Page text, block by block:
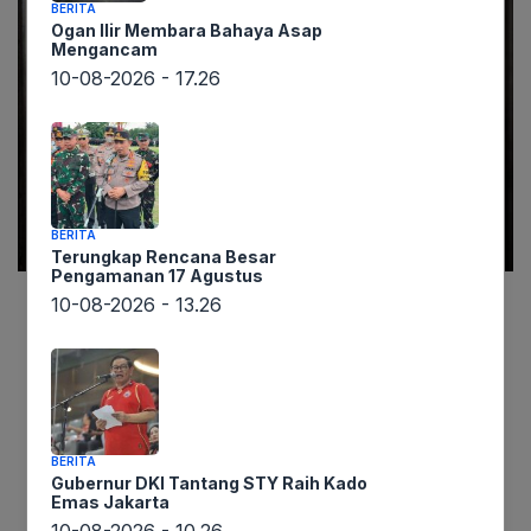
Selatan (Tapsel). Berdasarkan laporan
lintaswarta.co.id, Polres Tapsel menetapkan MN
(64), ketua yayasan sebuah pondok pesantren di
daerah tersebut, sebagai tersangka kasus
perkosaan terhadap seorang santriwati berusia
17 tahun. Yang lebih mengejutkan lagi, korban
BERITA
Ogan Ilir Membara Bahaya Asap
Mengancam
10-08-2026 - 17.26
BERITA
Terungkap Rencana Besar
Pengamanan 17 Agustus
10-08-2026 - 13.26
BERITA
Gubernur DKI Tantang STY Raih Kado
Emas Jakarta